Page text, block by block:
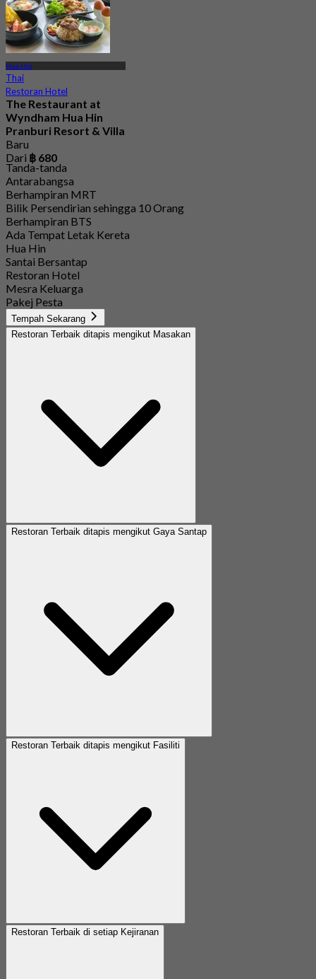
Hua Hin
Thai
Restoran Hotel
The Restaurant at
Wyndham Hua Hin
Pranburi Resort & Villa
Baru
Dari ฿ 680
Tanda-tanda
Antarabangsa
Berhampiran MRT
Bilik Persendirian sehingga 10 Orang
Berhampiran BTS
Ada Tempat Letak Kereta
Hua Hin
Santai Bersantap
Restoran Hotel
Mesra Keluarga
Pakej Pesta
Tempah Sekarang
Restoran Terbaik ditapis mengikut Masakan
Restoran Terbaik ditapis mengikut Gaya Santap
Restoran Terbaik ditapis mengikut Fasiliti
Restoran Terbaik di setiap Kejiranan